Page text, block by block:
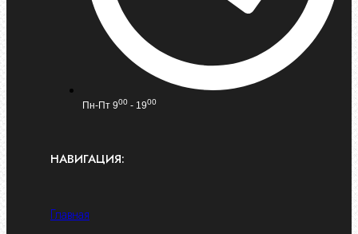
Пн-Пт 900 - 1900
НАВИГАЦИЯ:
Главная